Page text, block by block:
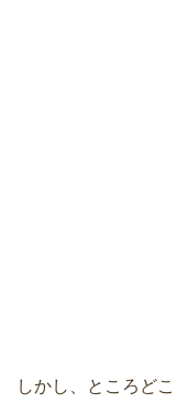
しかし、ところど